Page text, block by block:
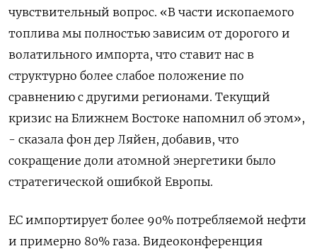
чувствительный вопрос. «В части ‌ископаемого
топлива мы полностью зависим ‌от дорогого и
волатильного импорта, что ставит нас в
структурно более слабое положение ​по
сравнению с другими регионами. Текущий
кризис на Ближнем ‌Востоке напомнил об этом»,
- сказала фон дер Ляйен, добавив, что
сокращение ​доли атомной энергетики было
стратегической ошибкой Европы.
ЕС импортирует более 90% ‌потребляемой нефти
и примерно 80% газа. Видеоконференция